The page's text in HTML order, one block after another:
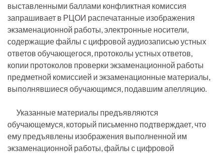
выставленными баллами конфликтная комиссия
запрашивает в РЦОИ распечатанные изображения
экзаменационной работы, электронные носители,
содержащие файлы с цифровой аудиозаписью устных
ответов обучающегося, протоколы устных ответов,
копии протоколов проверки экзаменационной работы
предметной комиссией и экзаменационные материалы,
выполнявшиеся обучающимся, подавшим апелляцию.
Указанные материалы предъявляются
обучающемуся, который письменно подтверждает, что
ему предъявлены изображения выполненной им
экзаменационной работы, файлы с цифровой